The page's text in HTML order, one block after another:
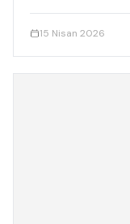
ellerinizle yapmanız
değiştirecek bu dikey
15 Nisan 2026